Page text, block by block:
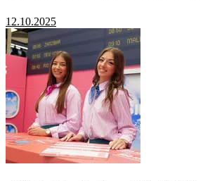
12.10.2025